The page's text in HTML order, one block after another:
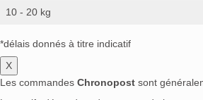
10 - 20 kg
*délais donnés à titre indicatif
X
Les commandes Chronopost sont